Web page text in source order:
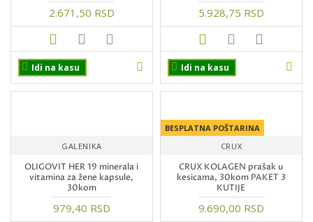
2.671,50 RSD
Idi na kasu
5.928,75 RSD
Idi na kasu
GALENIKA
OLIGOVIT HER 19 minerala i
vitamina za žene kapsule,
30kom
979,40 RSD
BESPLATNA POŠTARINA
CRUX
CRUX KOLAGEN prašak u
kesicama, 30kom PAKET 3
KUTIJE
9.690,00 RSD